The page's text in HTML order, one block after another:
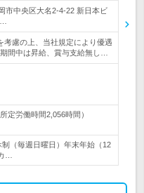
中央区大名2-4-22 新日本ビ
慮の上、当社規定により優遇
間中は昇給、賞与支給無し…
所定労働時間2,056時間）
（毎週日曜日）年末年始（12
…